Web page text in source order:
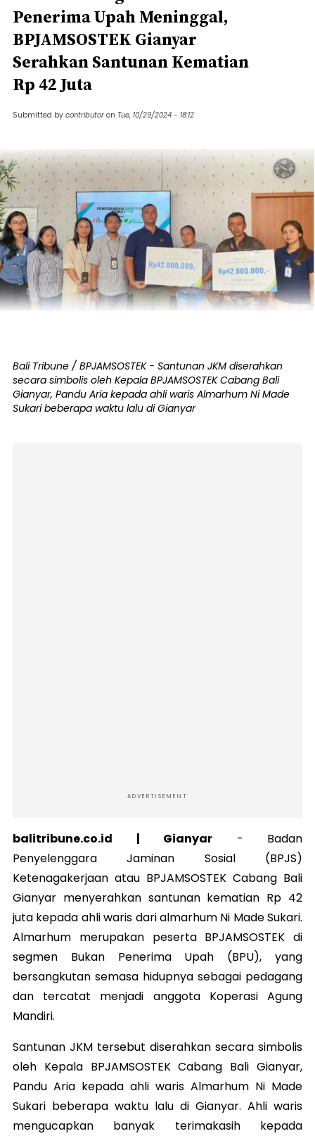
Penerima Upah Meninggal,
BPJAMSOSTEK Gianyar
Serahkan Santunan Kematian
Rp 42 Juta
Submitted by contributor on Tue, 10/29/2024 - 18:12
Bali Tribune / BPJAMSOSTEK - Santunan JKM diserahkan
secara simbolis oleh Kepala BPJAMSOSTEK Cabang Bali
Gianyar, Pandu Aria kepada ahli waris Almarhum Ni Made
Sukari beberapa waktu lalu di Gianyar
ADVERTISEMENT
balitribune.co.id | Gianyar - Badan
Penyelenggara Jaminan Sosial (BPJS)
Ketenagakerjaan atau BPJAMSOSTEK Cabang Bali
Gianyar menyerahkan santunan kematian Rp 42
juta kepada ahli waris dari almarhum Ni Made Sukari.
Almarhum merupakan peserta BPJAMSOSTEK di
segmen Bukan Penerima Upah (BPU), yang
bersangkutan semasa hidupnya sebagai pedagang
dan tercatat menjadi anggota Koperasi Agung
Mandiri.
Santunan JKM tersebut diserahkan secara simbolis
oleh Kepala BPJAMSOSTEK Cabang Bali Gianyar,
Pandu Aria kepada ahli waris Almarhum Ni Made
Sukari beberapa waktu lalu di Gianyar. Ahli waris
mengucapkan banyak terimakasih kepada